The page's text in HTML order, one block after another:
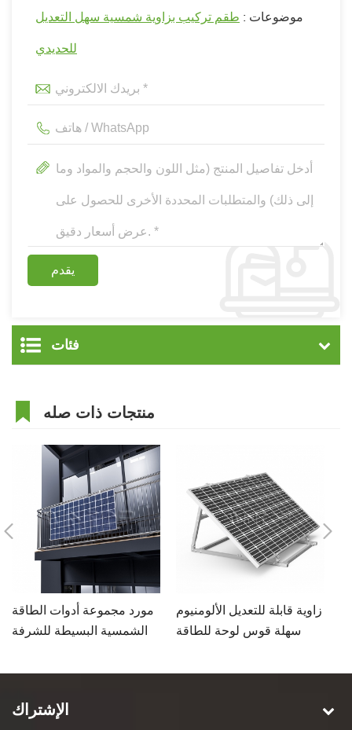
موضوعات : طقم تركيب بزاوية شمسية سهل التعديل
للحديدي
فئات
منتجات ذات صله
مورد مجموعة أدوات الطاقة
الشمسية البسيطة للشرفة
زاوية قابلة للتعديل الألومنيوم
سهلة قوس لوحة للطاقة
الإشتراك